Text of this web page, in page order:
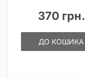
370 грн.
ДО КОШИКА